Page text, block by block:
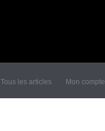
Tous les articles Mon compte